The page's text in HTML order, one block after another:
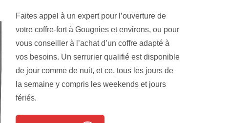
Faites appel à un expert pour l’ouverture de
votre coffre-fort à Gougnies et environs, ou pour
vous conseiller à l’achat d’un coffre adapté à
vos besoins. Un serrurier qualifié est disponible
de jour comme de nuit, et ce, tous les jours de
la semaine y compris les weekends et jours
fériés.